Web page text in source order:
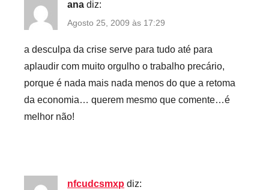
ana diz:
Agosto 25, 2009 às 17:29
a desculpa da crise serve para tudo até para
aplaudir com muito orgulho o trabalho precário,
porque é nada mais nada menos do que a retoma
da economia… querem mesmo que comente…é
melhor não!
nfcudcsmxp diz: